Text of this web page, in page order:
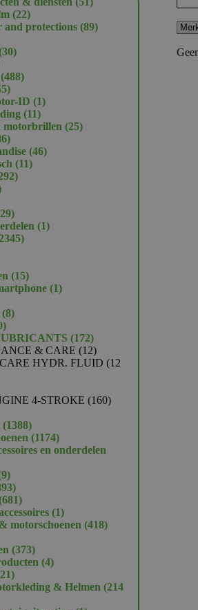
2222
producten
and protections 8989
3030
488488
155
producten
ID 11
1111
producten
motorbrillen 2525
586
producten
4646
1111
2292
329
producten
11
23452345
1515
producten
11
88
20
producten
172172
producten
& CARE 1212
producten
HYDR. FLUID
12
4-STROKE 160160
13881388
producten
11741174
producten
en onderdelen
99
producten
893
producten
681681
producten
11
product
motorschoenen 418418
373373
producten
44
1121
producten& Helmen
214